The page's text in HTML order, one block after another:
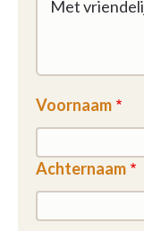
Voornaam
Achternaam